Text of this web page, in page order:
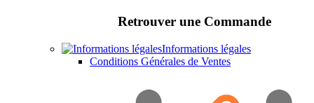
Retrouver une Commande
Informations légales
Conditions Générales de Ventes